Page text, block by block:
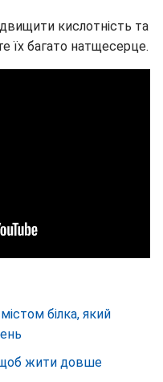
кислотність та
їх багато натщесерце.
білка, який
щоб жити довше